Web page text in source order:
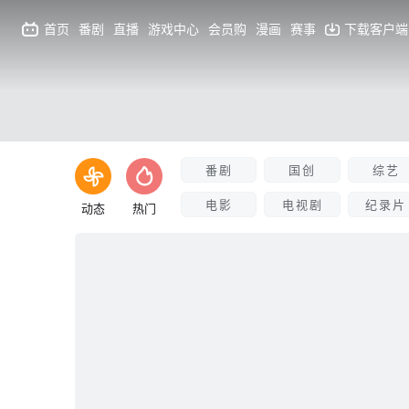
首页 番剧 直播 游戏中心 会员购 漫画 赛事 下载客户端
动态 热门
番剧
电影
国创
电视剧
综艺
纪录片